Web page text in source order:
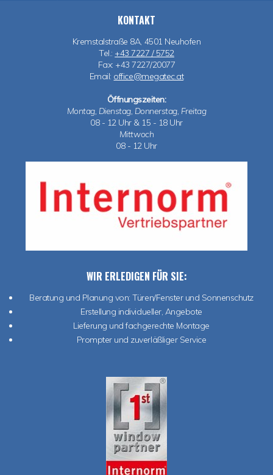
KONTAKT
Kremstalstraße 8A, 4501 Neuhofen
Tel.: +43 7227 / 5752
Fax: +43 7227/20077
Email: office@megatec.at
Öffnungszeiten:
Montag, Dienstag, Donnerstag, Freitag
08 - 12 Uhr & 15 - 18 Uhr
Mittwoch
08 - 12 Uhr
WIR ERLEDIGEN FÜR SIE:
Beratung und Planung von:Türen/Fenster und Sonnenschutz
Erstellung individueller, Angebote
Lieferung und fachgerechte Montage
Prompter und zuverläßliger Service